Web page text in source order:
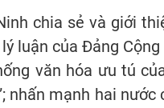
chia sẻ và giới
luận của Đảng
văn hóa ưu tú
nhấn mạnh hai